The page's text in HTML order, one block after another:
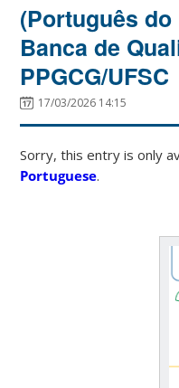
(Português
Banca de
PPGCG/UFSC
17/03/2026 14:15
Sorry, this entry is only
Portuguese.